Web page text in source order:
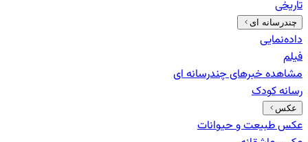
تاریخی
چندرسانه ای
داده‌نمایی
فیلم
مشاهده خبرهایچندرسانه ای
رسانه کودک
عکس
عکس طبیعت و حیوانات